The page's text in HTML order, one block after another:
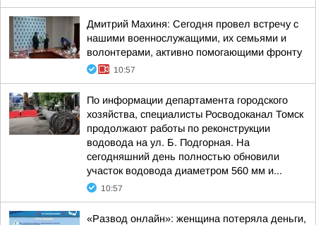
Дмитрий Махиня: Сегодня провел встречу с
нашими военнослужащими, их семьями и
волонтерами, активно помогающими фронту
10:57
По информации департамента городского
хозяйства, специалисты Росводоканал Томск
продолжают работы по реконструкции
водовода на ул. Б. Подгорная. На
сегодняшний день полностью обновили
участок водовода диаметром 560 мм и...
10:57
«Развод онлайн»: женщина потеряла деньги,